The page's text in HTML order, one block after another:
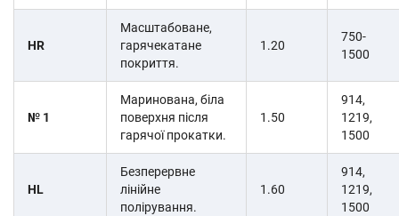
HR
Масштабоване,
гарячекатане
покриття.
1.20
750-
1500
№ 1
Маринована, біла
поверхня після
гарячої прокатки.
1.50
914,
1219,
1500
HL
Безперервне
лінійне
полірування.
1.60
914,
1219,
1500